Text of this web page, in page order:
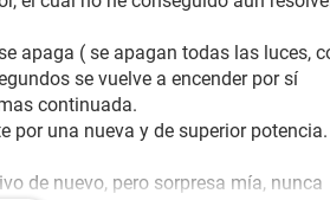
apaga ( se apagan todas las luces,
se vuelve a encender por sí
continuada.
por una nueva y de superior potencia.
de nuevo, pero sorpresa mía, nunca